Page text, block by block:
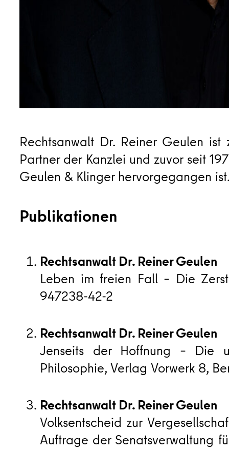
Rechtsanwalt Dr. Reiner Geulen
Partner der Kanzlei und zuvor seit
Geulen & Klinger hervorgegangen
Publikationen
Rechtsanwalt Dr. Reiner Geulen
Leben im freien Fall – Die
947238-42-2
Rechtsanwalt Dr. Reiner Geulen
Jenseits der Hoffnung – Die
Philosophie, Verlag Vorwerk 8,
Rechtsanwalt Dr. Reiner Geulen
Volksentscheid zur
Auftrage der Senatsverwaltung